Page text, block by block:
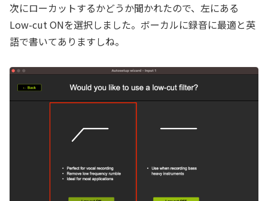
次にローカットするかどうか聞かれたので、左にある
Low-cut ONを選択しました。ボーカルに録音に最適と英
語で書いてありますしね。